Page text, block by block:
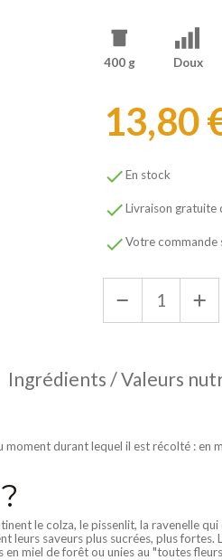
400 g Doux
13,80
En stock
Livraison gratuite
Votre commande
Ingrédients / Valeurs
durant lequel il est récolté : en
le colza, le pissenlit, la ravenelle
leurs saveurs plus sucrées, plus fortes.
miel de forêt ou unies au "toutes